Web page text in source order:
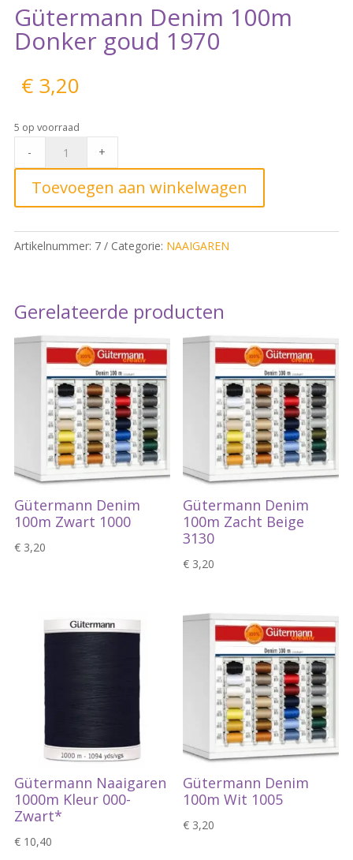
Gütermann Denim 100m
Donker goud 1970
€3,20
5 op voorraad
100m
1970
quantity
- +
Toevoegen aan winkelwagen
Artikelnummer: 7 Categorie: NAAIGAREN
Gerelateerde producten
Gütermann Denim
100m Zwart 1000
€3,20
Gütermann Denim
100m Zacht Beige
3130
€ 3,20
Gütermann Naaigaren
1000m Kleur 000-
Zwart*
€10,40
Gütermann Denim
100m Wit 1005
€ 3,20